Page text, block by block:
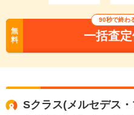
無
料
90秒で終わ
一括査
Sクラス(メルセデス